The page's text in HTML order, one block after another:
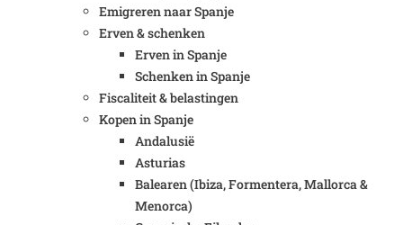
Emigreren naar Spanje
Erven & schenken
Erven in Spanje
Schenken in Spanje
Fiscaliteit & belastingen
Kopen in Spanje
Andalusië
Asturias
Balearen (Ibiza, Formentera, Mallorca &
Menorca)